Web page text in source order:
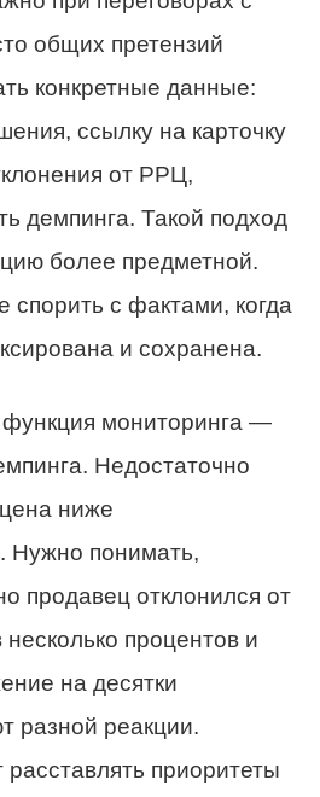
общих претензий
конкретные данные:
ссылку на карточку
от РРЦ,
демпинга. Такой подход
более предметной.
спорить с фактами, когда
и сохранена.
мониторинга —
Недостаточно
ниже
Нужно понимать,
продавец отклонился от
процентов и
на десятки
разной реакции.
приоритеты